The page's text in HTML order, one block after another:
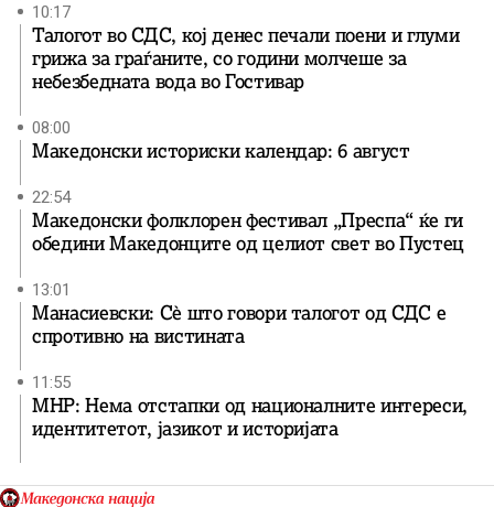
10:17
Талогот во СДС, кој денес печали поени и глуми
грижа за граѓаните, со години молчеше за
небезбедната вода во Гостивар
08:00
Македонски историски календар: 6 август
22:54
Македонски фолклорен фестивал „Преспа“ ќе ги
обедини Македонците од целиот свет во Пустец
13:01
Манасиевски: Сè што говори талогот од СДС е
спротивно на вистината
11:55
МНР: Нема отстапки од националните интереси,
идентитетот, јазикот и историјата